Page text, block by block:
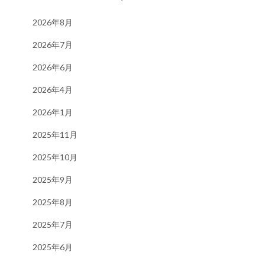
2026年8月
2026年7月
2026年6月
2026年4月
2026年1月
2025年11月
2025年10月
2025年9月
2025年8月
2025年7月
2025年6月